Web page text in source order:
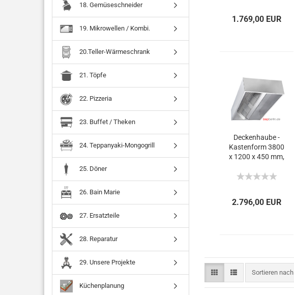
1.769,00 EUR
Deckenhaube -
Kastenform 3800
x 1200 x 450 mm,
2.796,00 EUR
Sortieren nach
18. Gemüseschneider
19. Mikrowellen / Kombi.
20.Teller-Wärmeschrank
21. Töpfe
22. Pizzeria
23. Buffet / Theken
24. Teppanyaki-Mongogrill
25. Döner
26. Bain Marie
27. Ersatzteile
28. Reparatur
29. Unsere Projekte
Küchenplanung